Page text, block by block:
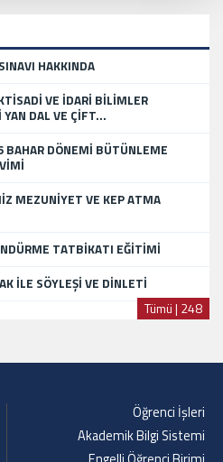
HAKKINDA
VE İDARİ BİLİMLER
DAL VE ÇİFT...
DÖNEMİ BÜTÜNLEME
MEZUNİYET VE KEP ATMA
TATBİKATI EĞİTİMİ
İLE SÖYLEŞİ VE DİNLETİ
Tümü | 248
Öğrenci İşleri
Akademik Bilgi Sistemi